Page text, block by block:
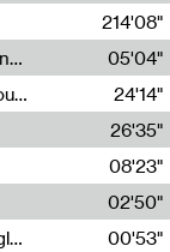
214'08"
Non à l'émigration Clandestine - Rukku Djinne Squad (Eden Tinto Collins)
05'04"
Mama Counda, l'esprit du puits - Pierrick Mouton
24'14"
26'35"
08'23"
02'50"
Dans la nuit les nuages - Théo Robine-Langlois
00'53"